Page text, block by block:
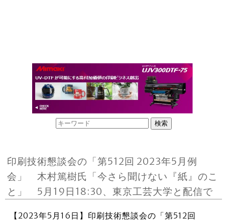
印刷技術懇談会の「第512回 2023年5月例
会」 木村篤樹氏「今さら聞けない『紙』のこ
と」 5月19日18:30、東京工芸大学と配信で
【2023年5月16日】印刷技術懇談会の「第512回